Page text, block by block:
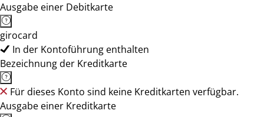
Ausgabe einer Debitkarte
girocard
In der Kontoführung enthalten
Bezeichnung der Kreditkarte
Für dieses Konto sind keine Kreditkarten verfügbar.
Ausgabe einer Kreditkarte